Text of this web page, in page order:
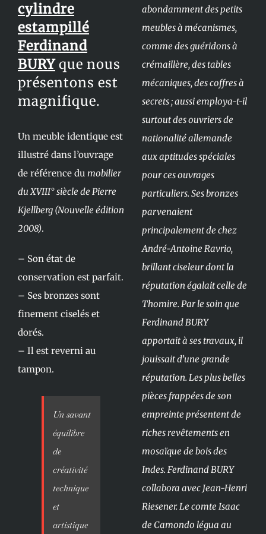
cylindre
estampillé
Ferdinand
BURYque nous
présentons est
magnifique.
Un meuble identique est
illustré dans l’ouvrage
de référence du mobilier
du XVIII° siècle de Pierre
Kjellberg (Nouvelle édition
2008).
– Son état de
conservation est parfait.
– Ses bronzes sont
finement ciselés et
dorés.
– Il est reverni au
tampon.
Un savant
équilibre
de
créativité
technique
et
artistique
abondamment des petits
meubles à mécanismes,
comme des guéridons à
crémaillère, des tables
mécaniques, des coffres à
secrets ; aussi employa-t-il
surtout des ouvriers de
nationalité allemande
aux aptitudes spéciales
pour ces ouvrages
particuliers. Ses bronzes
parvenaient
principalement de chez
André-Antoine Ravrio,
brillant ciseleur dont la
réputation égalait celle de
Thomire. Par le soin que
Ferdinand BURY
apportait à ses travaux, il
jouissait d’une grande
réputation. Les plus belles
pièces frappées de son
empreinte présentent de
riches revêtements en
mosaïque de bois des
Indes. Ferdinand BURY
collabora avec Jean-Henri
Riesener. Le comte Isaac
de Camondo légua au